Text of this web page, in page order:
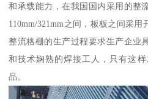
和承载能力，在我国国内采用的整
110mm/321mm之间，板板之间采
整流格栅的生产过程要求生产企业
和技术娴熟的焊接工人，只有这
品。